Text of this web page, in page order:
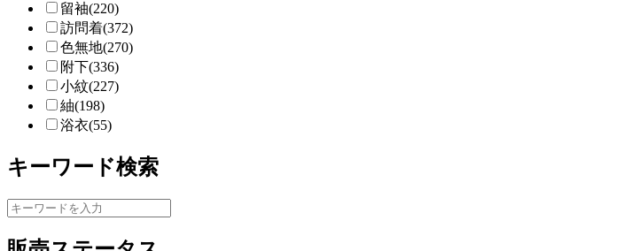
留袖(220)
訪問着(372)
色無地(270)
附下(336)
小紋(227)
紬(198)
浴衣(55)
キーワード検索